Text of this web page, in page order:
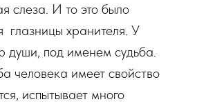
слеза. И то это было
глазницы хранителя. У
души, под именем судьба.
человека имеет свойство
испытывает много